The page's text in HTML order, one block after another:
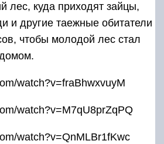
лес, куда приходят зайцы,
и другие таежные обитатели
чтобы молодой лес стал
watch?v=fraBhwxvuyM
watch?v=M7qU8prZqPQ
watch?v=QnMLBr1fKwc